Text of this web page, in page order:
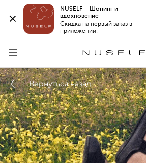
NUSELF – Шопинг и
вдохновение
Скидка на первый заказ в
приложении!
Вернуться назад